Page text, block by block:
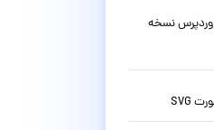
افزونه فارسی سئو Yoast SEO Premium وردپرس نسخه